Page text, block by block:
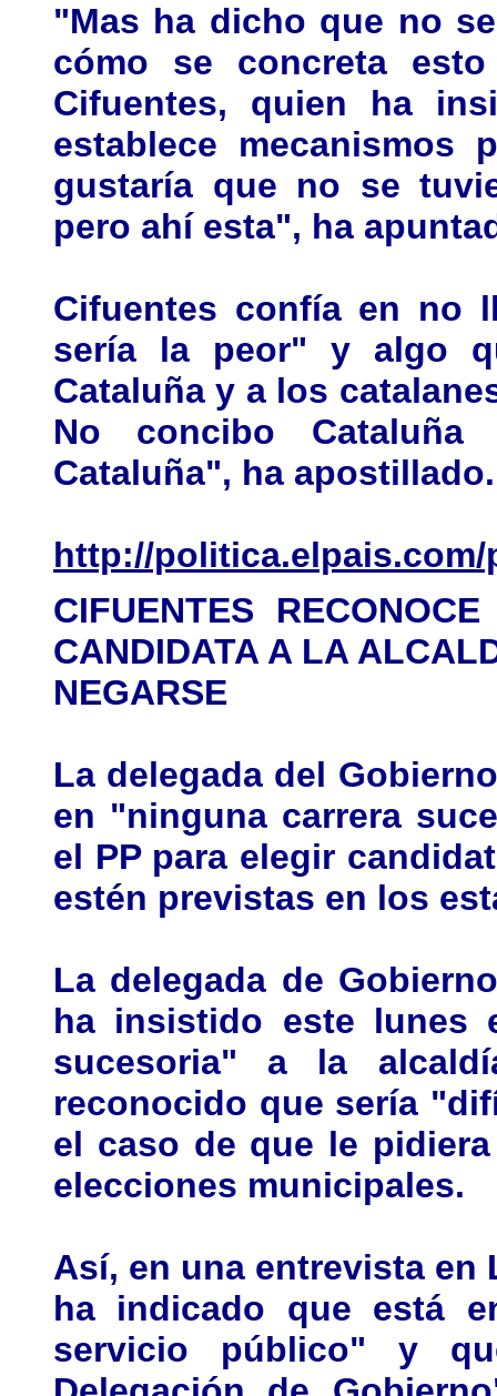
"Mas ha dicho que no
cómo se concreta
Cifuentes, quien ha
establece mecanismos
gustaría que no se
pero ahí esta", ha
Cifuentes confía en no
sería la peor" y algo
Cataluña y a los
No concibo
Cataluña", ha apostillado.
http://politica.elpais.com/
CIFUENTES
CANDIDATA A LA
NEGARSE
La delegada del
en "ninguna carrera
el PP para elegir
estén previstas en los
La delegada de
ha insistido este lunes
sucesoria" a la
reconocido que sería
el caso de que le
elecciones municipales.
Así, en una entrevista en
ha indicado que está
servicio público" y